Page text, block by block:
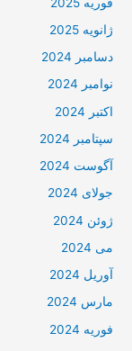
ژانویه 2025
دسامبر 2024
نوامبر 2024
اکتبر 2024
سپتامبر 2024
آگوست 2024
جولای 2024
ژوئن 2024
می 2024
آوریل 2024
مارس 2024
فوریه 2024